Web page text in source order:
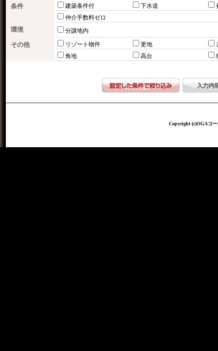
条件 建築条件付 下水道
仲介手数料ゼロ
環境 分譲地内
その他 リゾート物件 更地
角地
高台
Copyright (c)OGAコ